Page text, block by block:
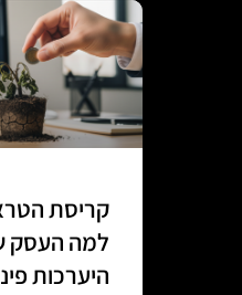
קריסת
למה העסק
היערכות